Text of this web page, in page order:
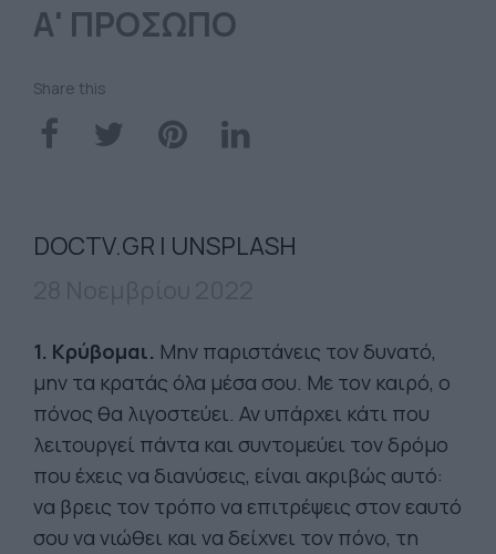
Α' ΠΡΟΣΩΠΟ
Share this
DOCTV.GR | UNSPLASH
1. Κρύβομαι. Μην παριστάνεις τον δυνατό,
μην τα κρατάς όλα μέσα σου. Με τον καιρό, ο
πόνος θα λιγοστεύει. Αν υπάρχει κάτι που
λειτουργεί πάντα και συντομεύει τον δρόμο
που έχεις να διανύσεις, είναι ακριβώς αυτό:
να βρεις τον τρόπο να επιτρέψεις στον εαυτό
σου να νιώθει και να δείχνει τον πόνο, τη